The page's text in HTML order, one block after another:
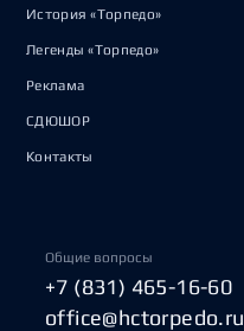
История «Торпедо»
Легенды «Торпедо»
Реклама
СДЮШОР
Контакты
Общие вопросы
+7 (831) 465-16-60
office@hctorpedo.ru